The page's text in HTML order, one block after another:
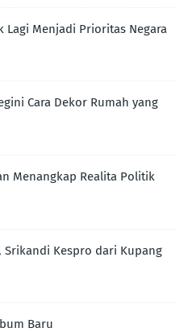
Lagi Menjadi Prioritas Negara
Cara Dekor Rumah yang
Menangkap Realita Politik
Srikandi Kespro dari Kupang
Baru